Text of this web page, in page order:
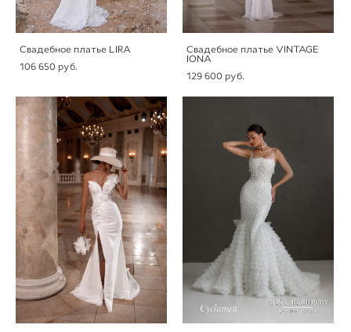
Свадебное платье LIRA
106 650 pуб.
Свадебное платье VINTAGE
IONA
129 600 pуб.